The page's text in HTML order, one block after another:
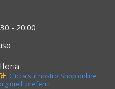
- 20:00
Clicca sul nostro Shop online
gioielli preferiti